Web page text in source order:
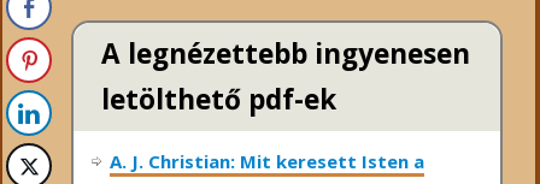
A legnézettebb ingyenesen
letölthető pdf-ek
A. J. Christian: Mit keresett Isten a